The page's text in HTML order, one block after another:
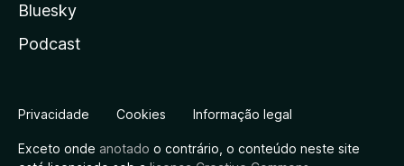
Bluesky
Podcast
Privacidade Cookies Informação legal
Exceto onde anotado o contrário, o conteúdo neste site